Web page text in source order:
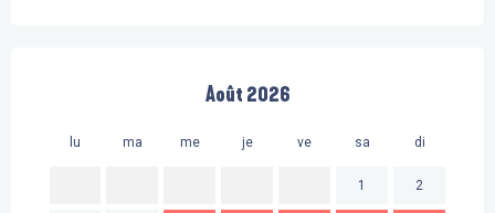
Août 2026
lu ma me je ve sa di
1 2